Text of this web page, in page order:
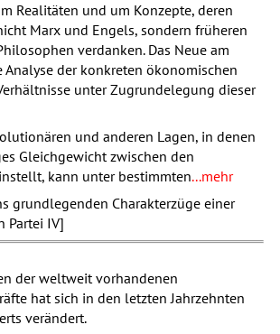
Realitäten und um Konzepte, deren
Marx und Engels, sondern früheren
verdanken. Das Neue am
Analyse der konkreten ökonomischen
unter Zugrundelegung dieser
und anderen Lagen, in denen
Gleichgewicht zwischen den
kann unter bestimmten...mehr
grundlegenden Charakterzüge einer
Partei IV]
der weltweit vorhandenen
hat sich in den letzten Jahrzehnten
verändert.